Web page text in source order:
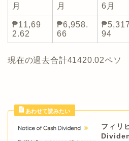
月
月
6月
₱11,69
2.62
₱6,958.
66
94
現在の過去合計41420.02ペソ
フィリ